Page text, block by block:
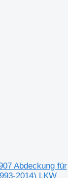
Abdeckung für
2014) LKW